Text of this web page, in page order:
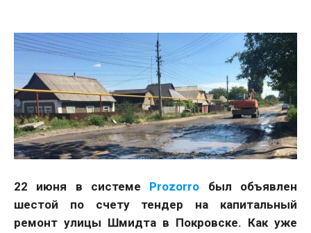
22 июня в системе Prozorro был объявлен
шестой по счету тендер на капитальный
ремонт улицы Шмидта в Покровске. Как уже